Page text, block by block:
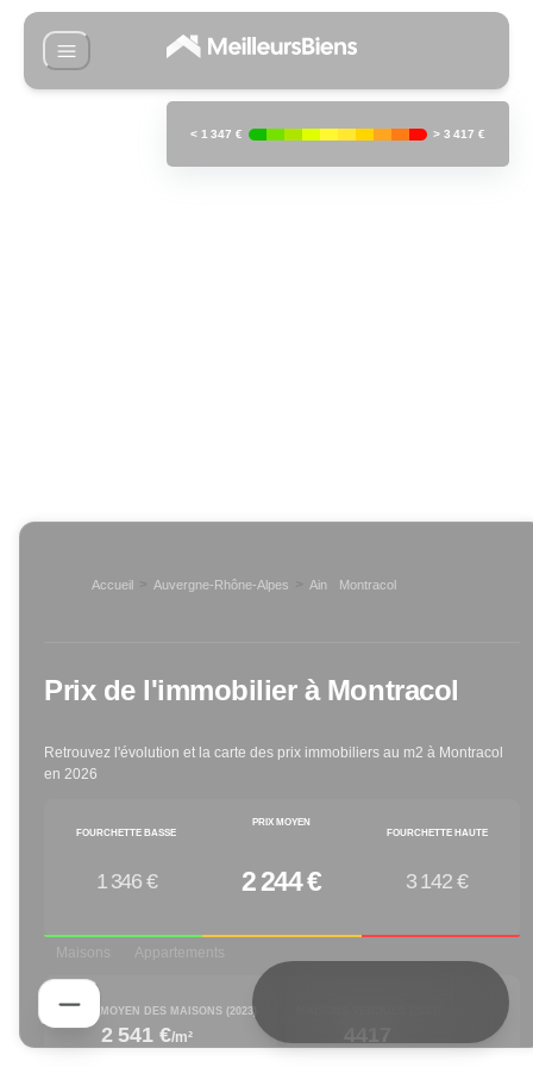
Accueil > Auvergne-Rhône-Alpes > Ain Montracol
Prix de l'immobilier à Montracol
Retrouvez l'évolution et la carte des prix immobiliers au m2 à Montracol
en 2026
FOURCHETTE BASSE
1 346 €
PRIX MOYEN
2 244 €
FOURCHETTE HAUTE
3 142 €
Maisons Appartements
PRIX M² MOYEN DES MAISONS (2023)
2 541 €/m²
< 1 347 € > 3 417 €